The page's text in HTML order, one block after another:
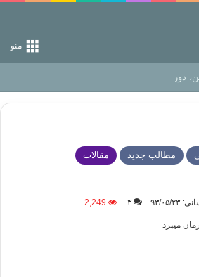
منو
دوری وکناره‌گیری از راه خداست‌!
مطالب جدید مقالات
۰۵/۲۳ ۳ 2,249